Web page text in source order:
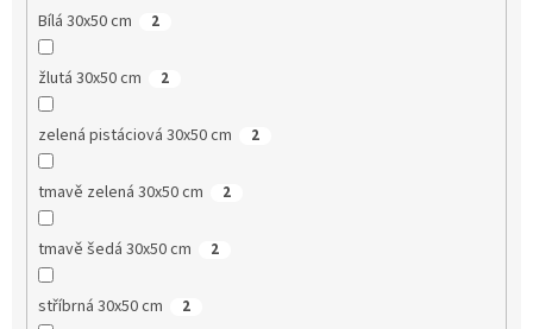
Bílá 30x50 cm 2
žlutá 30x50 cm 2
zelená pistáciová 30x50 cm 2
tmavě zelená 30x50 cm 2
tmavě šedá 30x50 cm 2
stříbrná 30x50 cm 2